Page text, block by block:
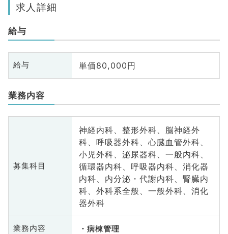
求人詳細
給与
給与 単価80,000円
業務内容
募集科目
神経内科、整形外科、脳神経外
科、呼吸器外科、心臓血管外科、
小児外科、泌尿器科、一般内科、
循環器内科、呼吸器内科、消化器
内科、内分泌・代謝内科、腎臓内
科、外科系全般、一般外科、消化
器外科
業務内容 病棟管理